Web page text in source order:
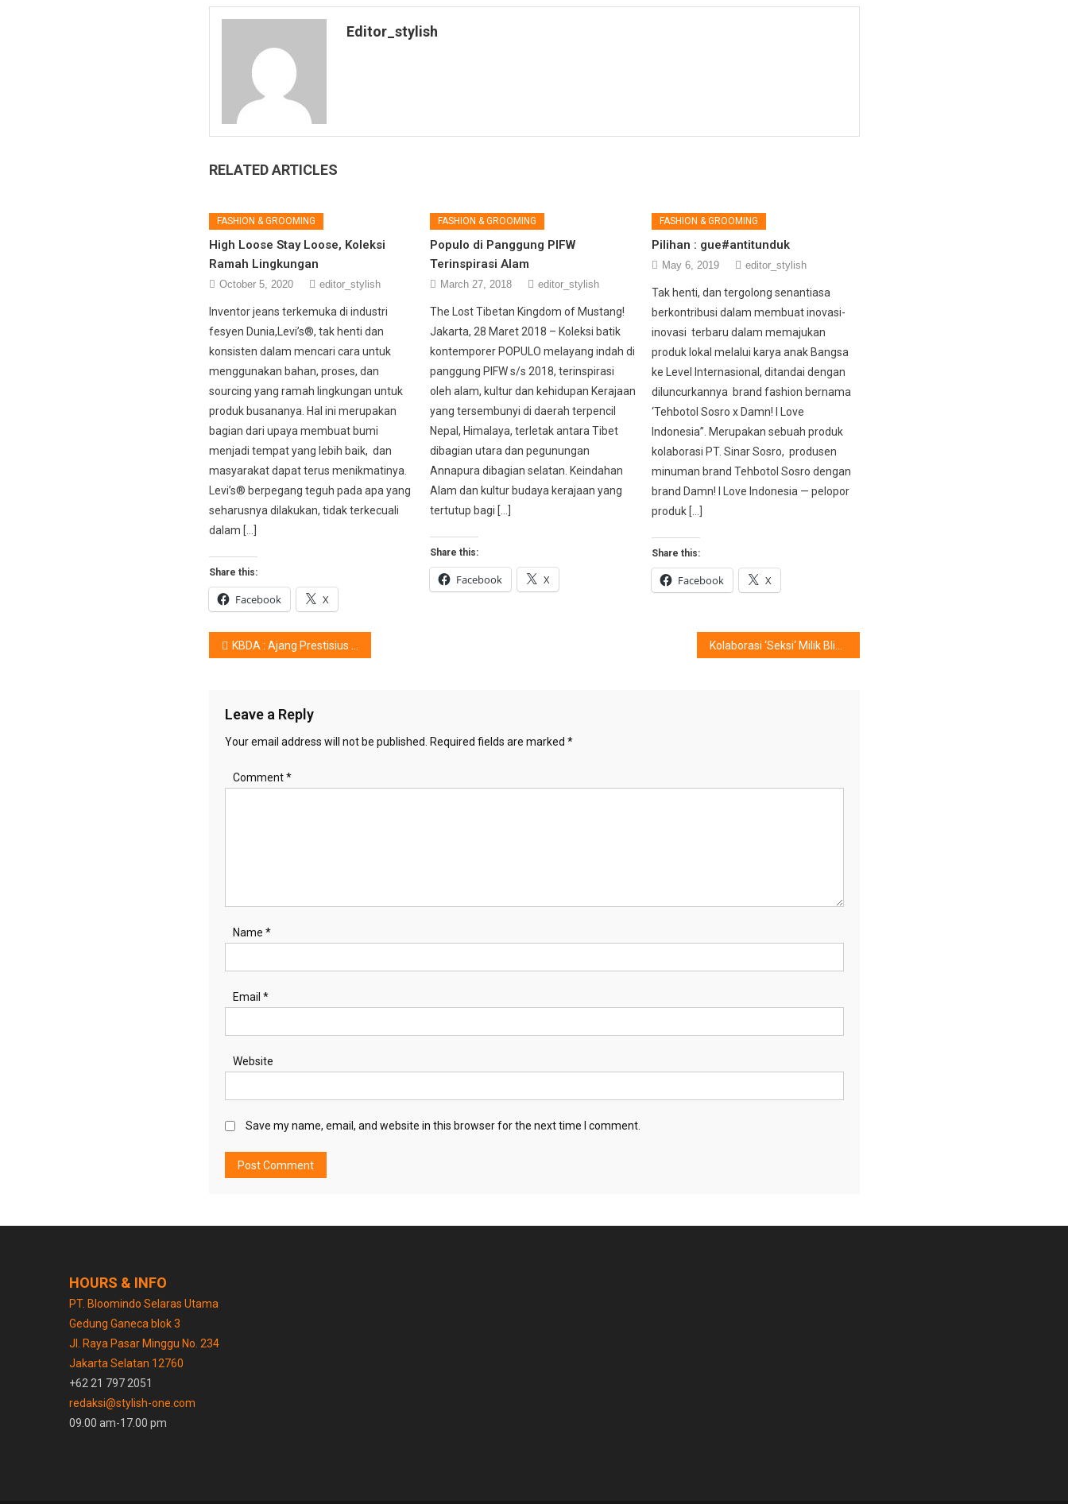
Editor_stylish
RELATED ARTICLES
FASHION & GROOMING
High Loose Stay Loose, Koleksi
Ramah Lingkungan
October 5, 2020 editor_stylish
Inventor jeans terkemuka di industri
fesyen Dunia,Levi’s®, tak henti dan
konsisten dalam mencari cara untuk
menggunakan bahan, proses, dan
sourcing yang ramah lingkungan untuk
produk busananya. Hal ini merupakan
bagian dari upaya membuat bumi
menjadi tempat yang lebih baik, dan
masyarakat dapat terus menikmatinya.
Levi’s® berpegang teguh pada apa yang
seharusnya dilakukan, tidak terkecuali
dalam […]
Share this:
Facebook X
FASHION & GROOMING
Populo di Panggung PIFW
Terinspirasi Alam
March 27, 2018 editor_stylish
The Lost Tibetan Kingdom of Mustang!
Jakarta, 28 Maret 2018 – Koleksi batik
kontemporer POPULO melayang indah di
panggung PIFW s/s 2018, terinspirasi
oleh alam, kultur dan kehidupan Kerajaan
yang tersembunyi di daerah terpencil
Nepal, Himalaya, terletak antara Tibet
dibagian utara dan pegunungan
Annapura dibagian selatan. Keindahan
Alam dan kultur budaya kerajaan yang
tertutup bagi […]
Share this:
Facebook X
FASHION & GROOMING
Pilihan : gue#antitunduk
May 6, 2019 editor_stylish
Tak henti, dan tergolong senantiasa
berkontribusi dalam membuat inovasi-
inovasi terbaru dalam memajukan
produk lokal melalui karya anak Bangsa
ke Level Internasional, ditandai dengan
diluncurkannya brand fashion bernama
‘Tehbotol Sosro x Damn! I Love
Indonesia”. Merupakan sebuah produk
kolaborasi PT. Sinar Sosro, produsen
minuman brand Tehbotol Sosro dengan
brand Damn! I Love Indonesia — pelopor
produk […]
Share this:
Facebook X
KBDA : Ajang Prestisius Desainer & Arsitektur
Leave a Reply
Your email address will not be published. Required fields are marked *
Comment*
Name *
Email *
Website
Save my name, email, and website in this browser for the next time I comment.
HOURS & INFO
PT. Bloomindo Selaras Utama
Gedung Ganeca blok 3
Jl. Raya Pasar Minggu No. 234
Jakarta Selatan 12760
+62 21 797 2051
redaksi@stylish-one.com
09.00 am-17.00 pm